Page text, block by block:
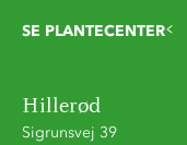
SE PLANTECENTER
Hillerød
Sigrunsvej 39